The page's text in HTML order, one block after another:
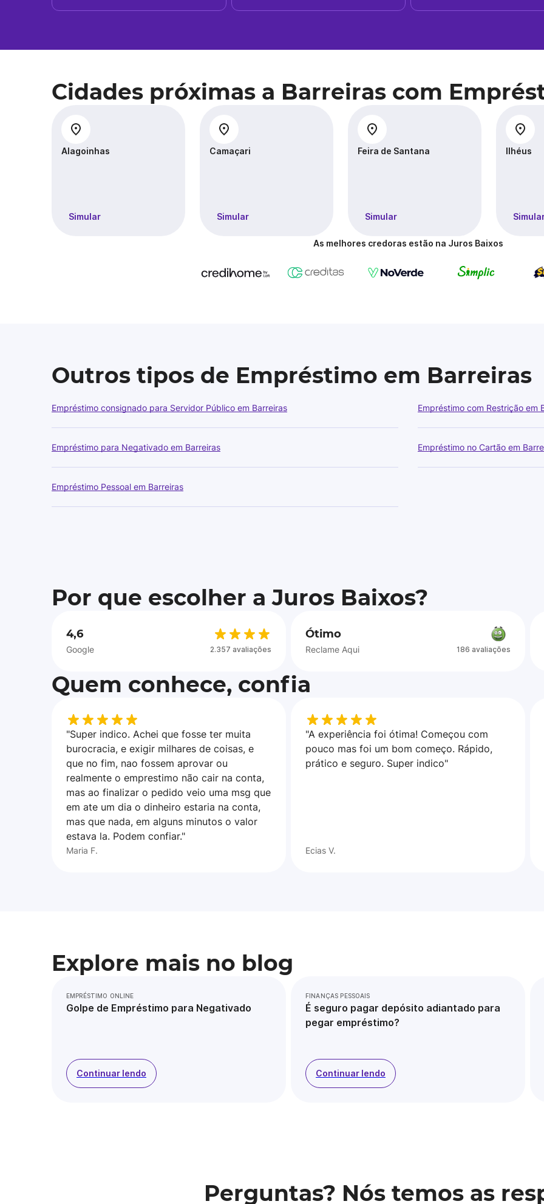
Cidades próximas a Barreiras com
Alagoinhas
Simular
Camaçari
Simular
Feira de Santana
Simular
Ilhéus
As melhores credoras estão na Juros Baixos
Outros tipos de Empréstimo em Barreiras
Empréstimo consignado para Servidor Público em Barreiras Empréstimo com Restrição em
Empréstimo para Negativado em Barreiras Empréstimo no Cartão em
Empréstimo Pessoal em Barreiras
Por que escolher a Juros Baixos?
4,6
Google 2.357 avaliações
Ótimo
Reclame Aqui 186 avaliações
Quem conhece, confia
"Super indico. Achei que fosse ter muita
burocracia, e exigir milhares de coisas, e
que no fim, nao fossem aprovar ou
realmente o emprestimo não cair na conta,
mas ao finalizar o pedido veio uma msg que
em ate um dia o dinheiro estaria na conta,
mas que nada, em alguns minutos o valor
estava la. Podem confiar."
Maria F.
"A experiência foi ótima! Começou com
pouco mas foi um bom começo. Rápido,
prático e seguro. Super indico"
Ecias V.
Explore mais no blog
EMPRÉSTIMO ONLINE
Golpe de Empréstimo para Negativado
Continuar lendo
FINANÇAS PESSOAIS
É seguro pagar depósito adiantado para
pegar empréstimo?
Continuar lendo
Perguntas? Nós temos as